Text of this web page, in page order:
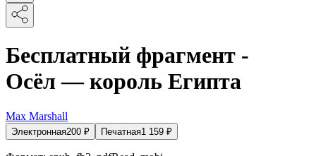
Бесплатный фрагмент -
Осёл — король Египта
Max Marshall
Электронная200 ₽ Печатная1 159 ₽